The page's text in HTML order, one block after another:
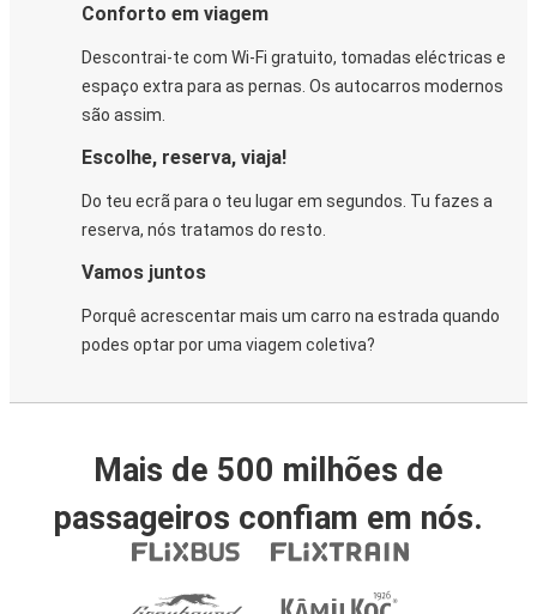
Conforto em viagem
Descontrai-te com Wi-Fi gratuito, tomadas eléctricas e
espaço extra para as pernas. Os autocarros modernos
são assim.
Escolhe, reserva, viaja!
Do teu ecrã para o teu lugar em segundos. Tu fazes a
reserva, nós tratamos do resto.
Vamos juntos
Porquê acrescentar mais um carro na estrada quando
podes optar por uma viagem coletiva?
Mais de 500 milhões de
passageiros confiam em nós.